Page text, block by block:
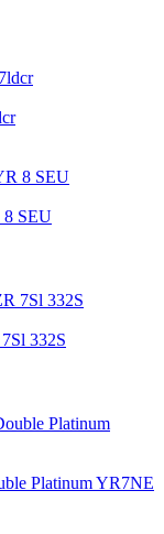
8 SEU
332S
Platinum YR7NE